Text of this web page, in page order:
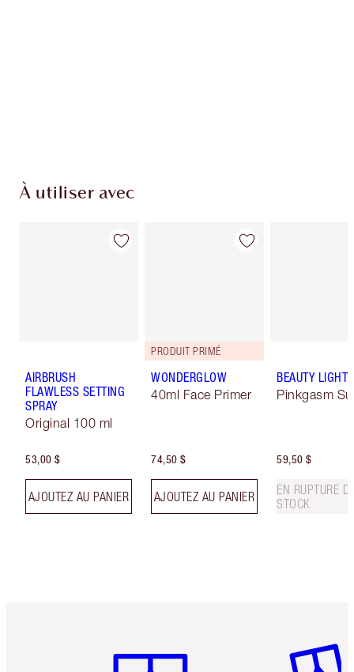
À utiliser avec
AIRBRUSH
FLAWLESS SETTING
SPRAY
Original 100 ml
53,00 $
AJOUTEZ AU PANIER
PRODUIT PRIMÉ
WONDERGLOW
40ml Face Primer
74,50 $
AJOUTEZ AU PANIER
BEAUTY LIGHT
Pinkgasm
59,50 $
EN RUPTURE
STOCK